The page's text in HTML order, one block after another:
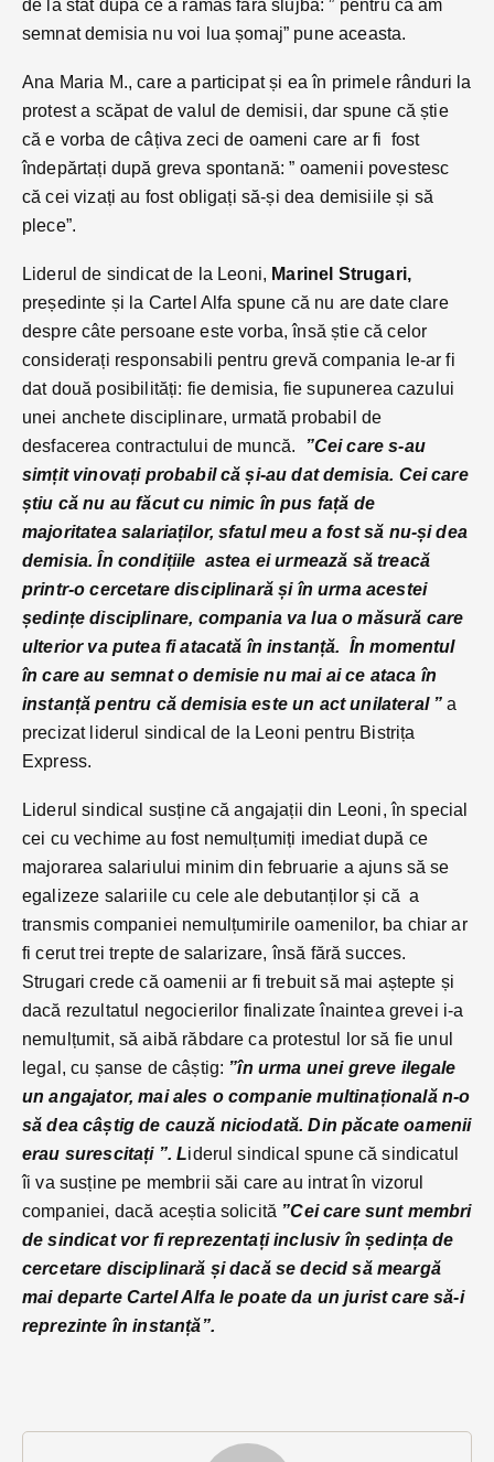
de la stat după ce a rămas fără slujbă: ” pentru că am
semnat demisia nu voi lua șomaj” pune aceasta.
Ana Maria M., care a participat și ea în primele rânduri la
protest a scăpat de valul de demisii, dar spune că știe
că e vorba de câțiva zeci de oameni care ar fi fost
îndepărtați după greva spontană: ” oamenii povestesc
că cei vizați au fost obligați să-și dea demisiile și să
plece”.
Liderul de sindicat de la Leoni, Marinel Strugari,
președinte și la Cartel Alfa spune că nu are date clare
despre câte persoane este vorba, însă știe că celor
considerați responsabili pentru grevă compania le-ar fi
dat două posibilități: fie demisia, fie supunerea cazului
unei anchete disciplinare, urmată probabil de
desfacerea contractului de muncă. ”Cei care s-au
simțit vinovați probabil că și-au dat demisia. Cei care
știu că nu au făcut cu nimic în pus față de
majoritatea salariaților, sfatul meu a fost să nu-și dea
demisia. În condițiile astea ei urmează să treacă
printr-o cercetare disciplinară și în urma acestei
ședințe disciplinare, compania va lua o măsură care
ulterior va putea fi atacată în instanță. În momentul
în care au semnat o demisie nu mai ai ce ataca în
instanță pentru că demisia este un act unilateral ” a
precizat liderul sindical de la Leoni pentru Bistrița
Express.
Liderul sindical susține că angajații din Leoni, în special
cei cu vechime au fost nemulțumiți imediat după ce
majorarea salariului minim din februarie a ajuns să se
egalizeze salariile cu cele ale debutanților și că a
transmis companiei nemulțumirile oamenilor, ba chiar ar
fi cerut trei trepte de salarizare, însă fără succes.
Strugari crede că oamenii ar fi trebuit să mai aștepte și
dacă rezultatul negocierilor finalizate înaintea grevei i-a
nemulțumit, să aibă răbdare ca protestul lor să fie unul
legal, cu șanse de câștig: ”în urma unei greve ilegale
un angajator, mai ales o companie multinațională n-o
să dea câștig de cauză niciodată. Din păcate oamenii
erau surescitați ”. Liderul sindical spune că sindicatul
îi va susține pe membrii săi care au intrat în vizorul
companiei, dacă aceștia solicită ”Cei care sunt membri
de sindicat vor fi reprezentați inclusiv în ședința de
cercetare disciplinară și dacă se decid să meargă
mai departe Cartel Alfa le poate da un jurist care să-i
reprezinte în instanță”.